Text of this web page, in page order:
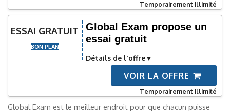
Temporairement illimité
ESSAI GRATUIT
BON PLAN
Global Exam propose un
essai gratuit
Détails de l'offre
VOIR LA OFFRE
Temporairement illimité
Global Exam est le meilleur endroit pour que chacun puisse